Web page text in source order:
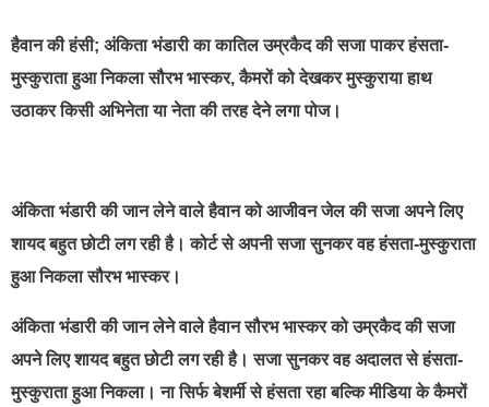
हैवान की हंसी; अंकिता भंडारी का कातिल उम्रकैद की सजा पाकर हंसता-
मुस्कुराता हुआ निकला सौरभ भास्कर, कैमरों को देखकर मुस्कुराया हाथ
उठाकर किसी अभिनेता या नेता की तरह देने लगा पोज।
अंकिता भंडारी की जान लेने वाले हैवान को आजीवन जेल की सजा अपने लिए
शायद बहुत छोटी लग रही है। कोर्ट से अपनी सजा सुनकर वह हंसता-मुस्कुराता
हुआ निकला सौरभ भास्कर।
अंकिता भंडारी की जान लेने वाले हैवान सौरभ भास्कर को उम्रकैद की सजा
अपने लिए शायद बहुत छोटी लग रही है। सजा सुनकर वह अदालत से हंसता-
मुस्कुराता हुआ निकला। ना सिर्फ बेशर्मी से हंसता रहा बल्कि मीडिया के कैमरों